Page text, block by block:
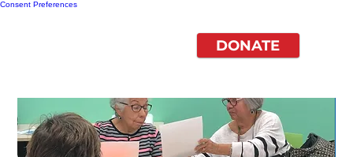
Consent Preferences
DONATE